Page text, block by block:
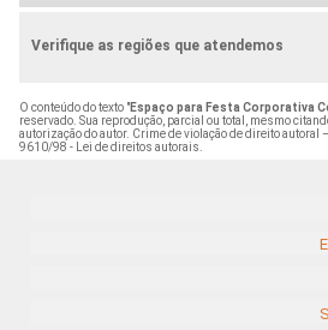
Verifique as regiões que atendemos
O conteúdo do texto "Espaço para Festa Corporativa
reservado. Sua reprodução, parcial ou total, mesmo
autorização do autor. Crime de violação de direito autoral
9610/98 - Lei de direitos autorais